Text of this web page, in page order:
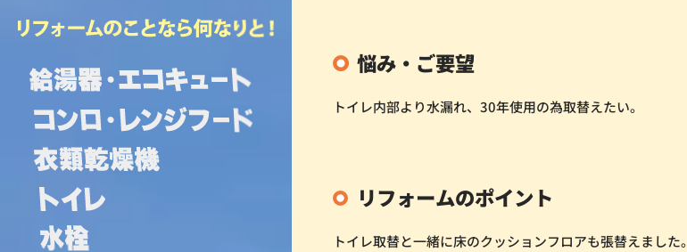
悩み・ご要望
トイレ内部より水漏れ、30年使用の為取替えたい。
リフォームのポイント
トイレ取替と一緒に床のクッションフロアも張替えました。